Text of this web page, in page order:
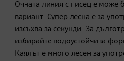
Очната линия с писец е може
вариант. Супер лесна е за
изсъхва за секунди. За
избирайте водоустойчива
Каялът е много лесен за